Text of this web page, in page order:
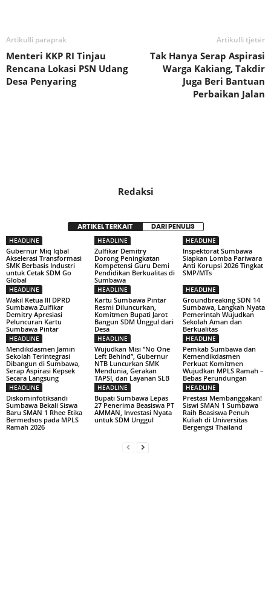
Artikulli paraprak
Menteri KKP RI Tinjau
Rencana Lokasi PSN Udang
Desa Penyaring
Artikulli tjetër
Tak Hanya Serap Aspirasi
Warga Kakiang, Takdir
Juga Beri Bantuan
Perbaikan Jalan
Redaksi
ARTIKEL TERKAIT DARI PENULIS
HEADLINE
Gubernur Miq Iqbal
Akselerasi Transformasi
SMK Berbasis Industri
untuk Cetak SDM Go
Global
HEADLINE
Zulfikar Demitry
Dorong Peningkatan
Kompetensi Guru Demi
Pendidikan Berkualitas di
Sumbawa
HEADLINE
Inspektorat Sumbawa
Siapkan Lomba Pariwara
Anti Korupsi 2026 Tingkat
SMP/MTs
HEADLINE
Wakil Ketua III DPRD
Sumbawa Zulfikar
Demitry Apresiasi
Peluncuran Kartu
Sumbawa Pintar
HEADLINE
Kartu Sumbawa Pintar
Resmi Diluncurkan,
Komitmen Bupati Jarot
Bangun SDM Unggul dari
Desa
HEADLINE
Groundbreaking SDN 14
Sumbawa, Langkah Nyata
Pemerintah Wujudkan
Sekolah Aman dan
Berkualitas
HEADLINE
Mendikdasmen Jamin
Sekolah Terintegrasi
Dibangun di Sumbawa,
Serap Aspirasi Kepsek
Secara Langsung
HEADLINE
Wujudkan Misi “No One
Left Behind”, Gubernur
NTB Luncurkan SMK
Mendunia, Gerakan
TAPSI, dan Layanan SLB
HEADLINE
Pemkab Sumbawa dan
Kemendikdasmen
Perkuat Komitmen
Wujudkan MPLS Ramah –
Bebas Perundungan
HEADLINE
Diskominfotiksandi
Sumbawa Bekali Siswa
Baru SMAN 1 Rhee Etika
Bermedsos pada MPLS
Ramah 2026
HEADLINE
Bupati Sumbawa Lepas
27 Penerima Beasiswa PT
AMMAN, Investasi Nyata
untuk SDM Unggul
HEADLINE
Prestasi Membanggakan!
Siswi SMAN 1 Sumbawa
Raih Beasiswa Penuh
Kuliah di Universitas
Bergengsi Thailand